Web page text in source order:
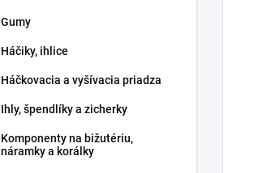
Gumy
Háčiky, ihlice
Háčkovacia a vyšívacia priadza
Ihly, špendlíky a zicherky
Komponenty na bižutériu,
náramky a korálky